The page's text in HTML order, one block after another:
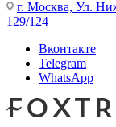
г. Москва, Ул.
129/124
Вконтакте
Telegram
WhatsApp